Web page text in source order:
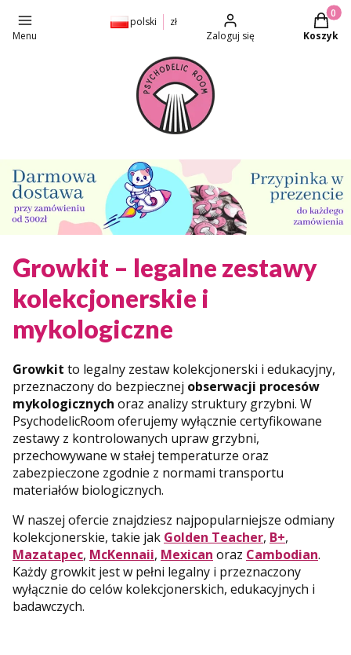
Menu
polski
zł
Zaloguj się
Koszyk
Growkit – legalne zestawy
kolekcjonerskie i
mykologiczne
Growkit to legalny zestaw kolekcjonerski i edukacyjny,
przeznaczony do bezpiecznej obserwacji procesów
mykologicznych oraz analizy struktury grzybni. W
PsychodelicRoom oferujemy wyłącznie certyfikowane
zestawy z kontrolowanych upraw grzybni,
przechowywane w stałej temperaturze oraz
zabezpieczone zgodnie z normami transportu
materiałów biologicznych.
W naszej ofercie znajdziesz najpopularniejsze odmiany
kolekcjonerskie, takie jak Golden Teacher, B+,
Mazatapec, McKennaii, Mexican oraz Cambodian.
Każdy growkit jest w pełni legalny i przeznaczony
wyłącznie do celów kolekcjonerskich, edukacyjnych i
badawczych.